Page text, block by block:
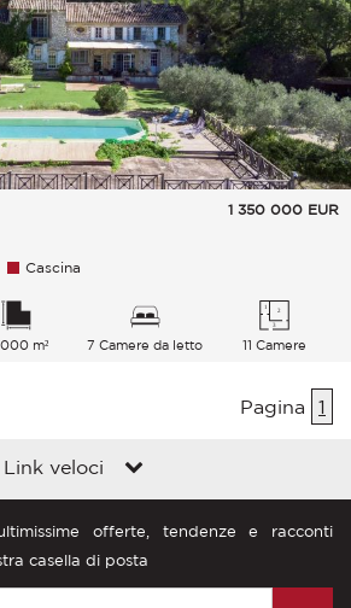
1 350 000 EUR
Cascina
000 m² 7 Camere da letto 11 Camere
Pagina 1
Link veloci
offerte, tendenze e racconti
casella di posta